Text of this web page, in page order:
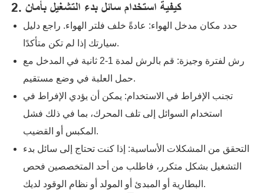
2. كيفية استخدام سائل بدء التشغيل بأمان
حدد مكان مدخل الهواء: عادةً خلف فلتر الهواء. راجع دليل
سيارتك إذا لم تكن متأكدًا.
رش لفترة وجيزة: قم بالرش لمدة 1-2 ثانية في المدخل مع
حمل العلبة في وضع مستقيم.
تجنب الإفراط في الاستخدام: يمكن أن يؤدي الإفراط في
استخدام السوائل إلى تلف المحرك، بما في ذلك فشل
المكبس أو القضيب.
التحقق من المشكلات الأساسية: إذا كنت تحتاج إلى سائل بدء
التشغيل بشكل متكرر، فاطلب من أحد المتخصصين فحص
البطارية أو المبدئ أو المولد أو نظام الوقود لديك.